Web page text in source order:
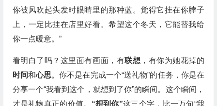
你被风吹起头发时眼睛里的那种蓝。觉得它挂在你脖子
上，一定比挂在店里好看。希望这个冬天，它能替我给
你一点暖意。”
看明白了吗？这里面有画面，有联想 ，有你为她花掉的
时间和心思。你不是在完成一个“送礼物”的任务，你是在
分享一个“我看到这个，就想到了你”的瞬间。这个瞬间，
才是礼物真正的价值。 “想到你”这三个字，比一万句“我